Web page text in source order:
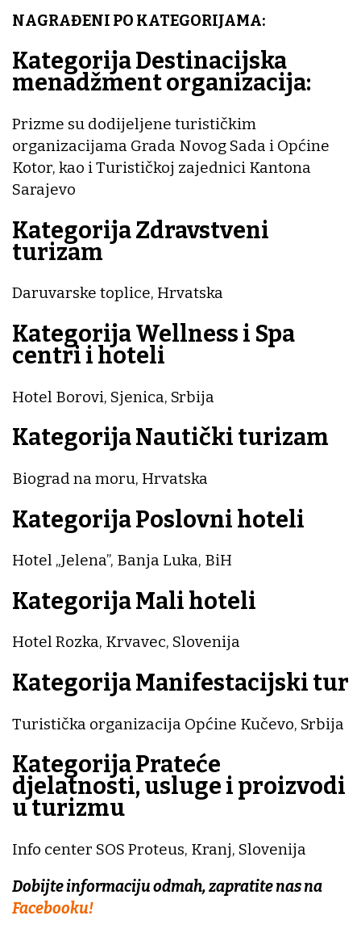
NAGRAĐENI PO KATEGORIJAMA:
Kategorija Destinacijska
menadžment organizacija:
Prizme su dodijeljene turističkim
organizacijama Grada Novog Sada i Općine
Kotor, kao i Turističkoj zajednici Kantona
Sarajevo
Kategorija Zdravstveni
turizam
Daruvarske toplice, Hrvatska
Kategorija Wellness i Spa
centri i hoteli
Hotel Borovi, Sjenica, Srbija
Kategorija Nautički turizam
Biograd na moru, Hrvatska
Kategorija Poslovni hoteli
Hotel „Jelena”, Banja Luka, BiH
Kategorija Mali hoteli
Hotel Rozka, Krvavec, Slovenija
Kategorija Manifestacijski
Turistička organizacija Općine Kučevo, Srbija
Kategorija Prateće
djelatnosti, usluge i proizvodi
u turizmu
Info center SOS Proteus, Kranj, Slovenija
Dobijte informaciju odmah, zapratite nas na
Facebooku!